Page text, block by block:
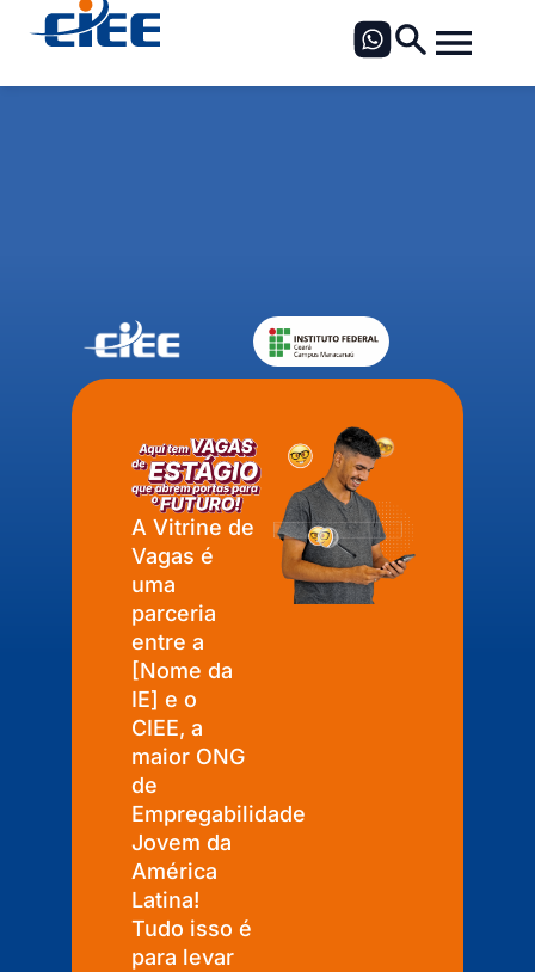
A Vitrine de
Vagas é
uma
parceria
entre a
[Nome da
IE] e o
CIEE, a
maior ONG
de
Empregabilidade
Jovem da
América
Latina!
Tudo isso é
para levar